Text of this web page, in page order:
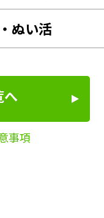
ぬい活
へ
事項